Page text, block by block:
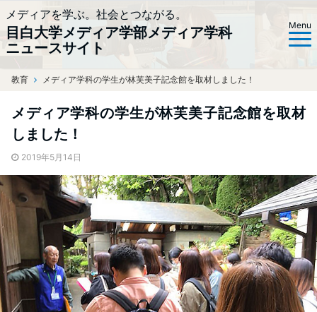
メディアを学ぶ。社会とつながる。
目白大学メディア学部メディア学科
ニュースサイト
Menu
ホーム
教育 メディア学科の学生が林芙美子記念館を取材しました！
メディア学科の学生が林芙美子記念館を取材
しました！
2019年5月14日